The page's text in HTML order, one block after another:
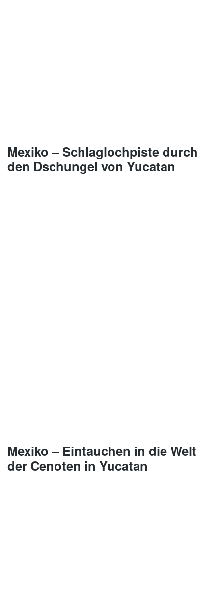
Mexiko – Schlaglochpiste durch
den Dschungel von Yucatan
Mexiko – Eintauchen in die Welt
der Cenoten in Yucatan